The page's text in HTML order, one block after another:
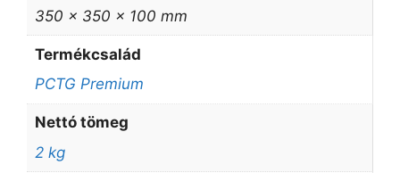
350 × 350 × 100 mm
Termékcsalád
PCTG Premium
Nettó tömeg
2 kg